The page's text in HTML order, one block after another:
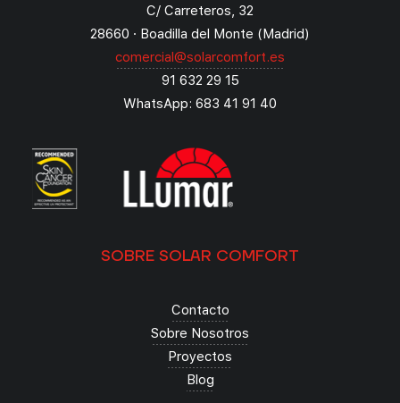
C/ Carreteros, 32
28660 · Boadilla del Monte (Madrid)
comercial@solarcomfort.es
91 632 29 15
WhatsApp: 683 41 91 40
SOBRE SOLAR COMFORT
Contacto
Sobre Nosotros
Proyectos
Blog